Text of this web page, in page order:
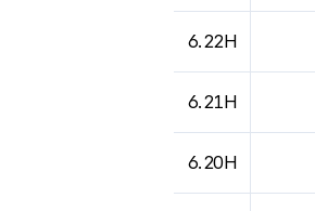
6.22H
6.21H
6.20H